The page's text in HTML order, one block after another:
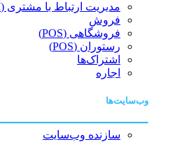
مدیریت ارتباط با مشتری (CRM)
فروش
فروشگاهی (POS)
رستوران (POS)
اشتراک‌ها
اجاره
وب‌سایت‌ها
سازنده وب‌سایت